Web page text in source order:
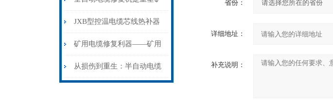
步作业法
山电力动脉的“智能外科医
生”
JXB型控温电缆芯线热补器
安装与接线：精准修复的工
艺基石
矿用电缆修复利器——矿用
电缆热补机智能控温，安全
从损伤到重生：半自动电缆
省份：
详细地址：
补充说明：